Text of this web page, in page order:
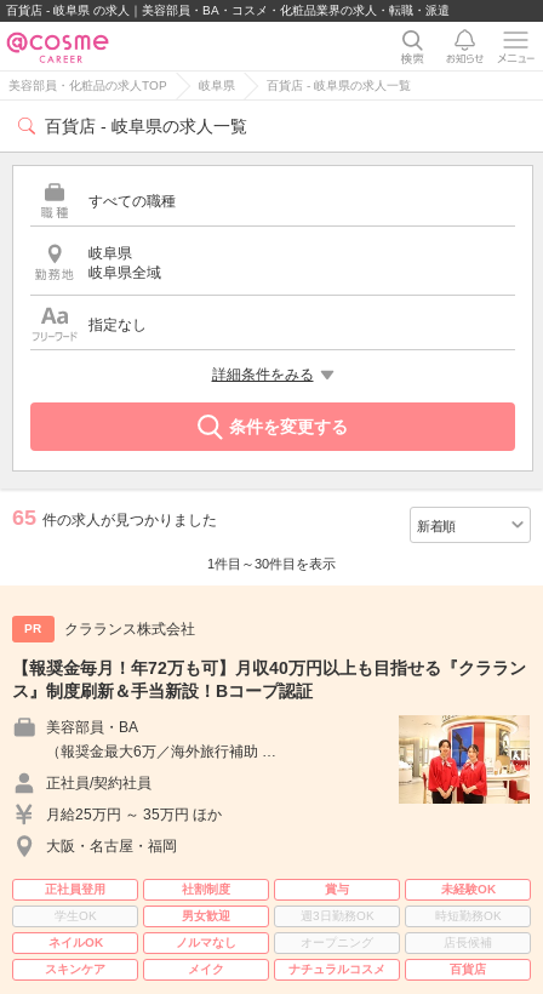
百貨店 - 岐阜県 の求人｜美容部員・BA・コスメ・化粧品業界の求人・転職・派遣
美容部員・化粧品の求人TOP 岐阜県 百貨店 - 岐阜県の求人一覧
百貨店 - 岐阜県の求人一覧
すべての職種
岐阜県
岐阜県全域
指定なし
詳細条件をみる
条件を変更する
65 件の求人が見つかりました
1件目～30件目を表示
PR クラランス株式会社
【報奨金毎月！年72万も可】月収40万円以上も目指せる『クララン
ス』制度刷新＆手当新設！Bコープ認証
美容部員・BA
（報奨金最大6万／海外旅行補助 …
正社員/契約社員
月給25万円 ～ 35万円 ほか
大阪・名古屋・福岡
正社員登用 社割制度 賞与
未経験OK
学生OK
男女歓迎 週3日勤務OK
時短勤務OK
ネイルOK
ノルマなし オープニング
店長候補
スキンケア
メイク ナチュラルコスメ 百貨店